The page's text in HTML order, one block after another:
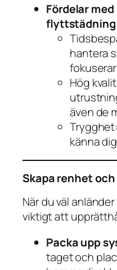
Fördelar
hantera
Hög
även de
känna
Skapa renhet
När du väl
viktigt att
Packa upp
taget och